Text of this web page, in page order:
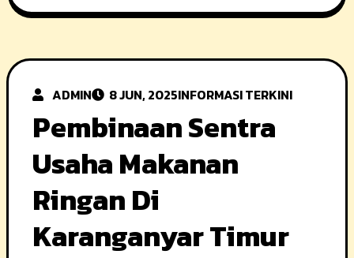
ADMIN 8 JUN, 2025INFORMASI TERKINI
Pembinaan Sentra
Usaha Makanan
Ringan Di
Karanganyar Timur